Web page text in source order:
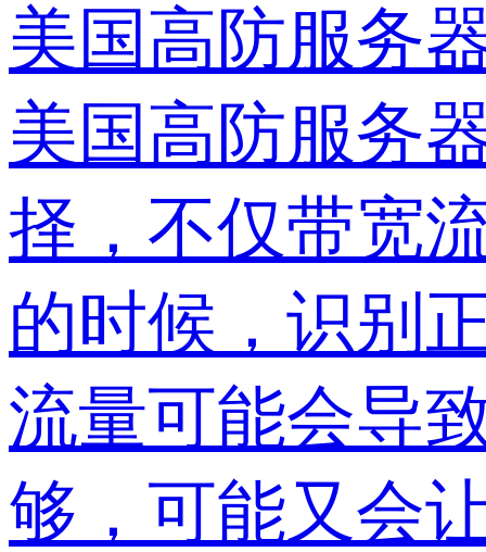
美国高防服务
美国高防服务
择，不仅带宽
的时候，识别
流量可能会导
够，可能又会